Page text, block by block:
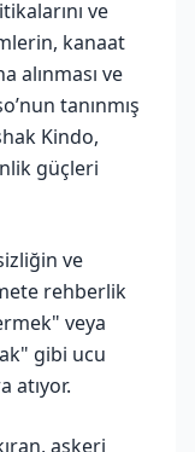
ve
kanaat
alınması ve
tanınmış
Kindo,
güçleri
ve
rehberlik
veya
gibi ucu
atıyor.
askeri